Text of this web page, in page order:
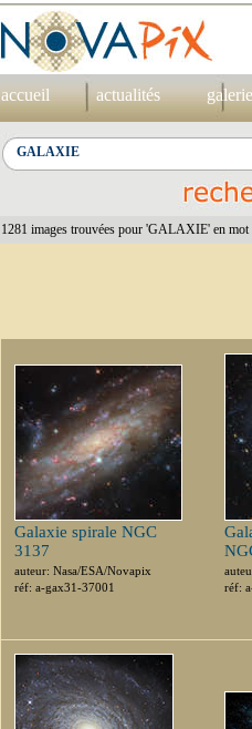
accueil actualités
1281 images trouvées pour 'GALAXIE' en mot
Galaxie spirale NGC
3137
auteur: Nasa/ESA/Novapix
réf: a-gax31-37001
réf: